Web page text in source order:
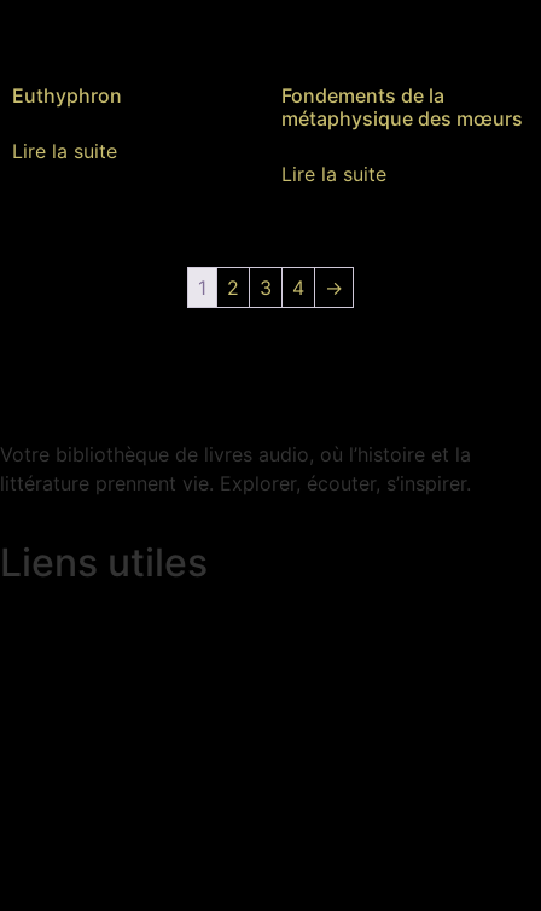
Euthyphron
Lire la suite
Fondements de la
métaphysique des mœurs
Lire la suite
1 2 3 4 →
Votre bibliothèque de livres audio, où l’histoire et la
littérature prennent vie. Explorer, écouter, s’inspirer.
Liens utiles